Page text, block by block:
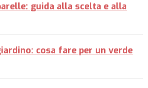
guida alla scelta e alla
cosa fare per un verde